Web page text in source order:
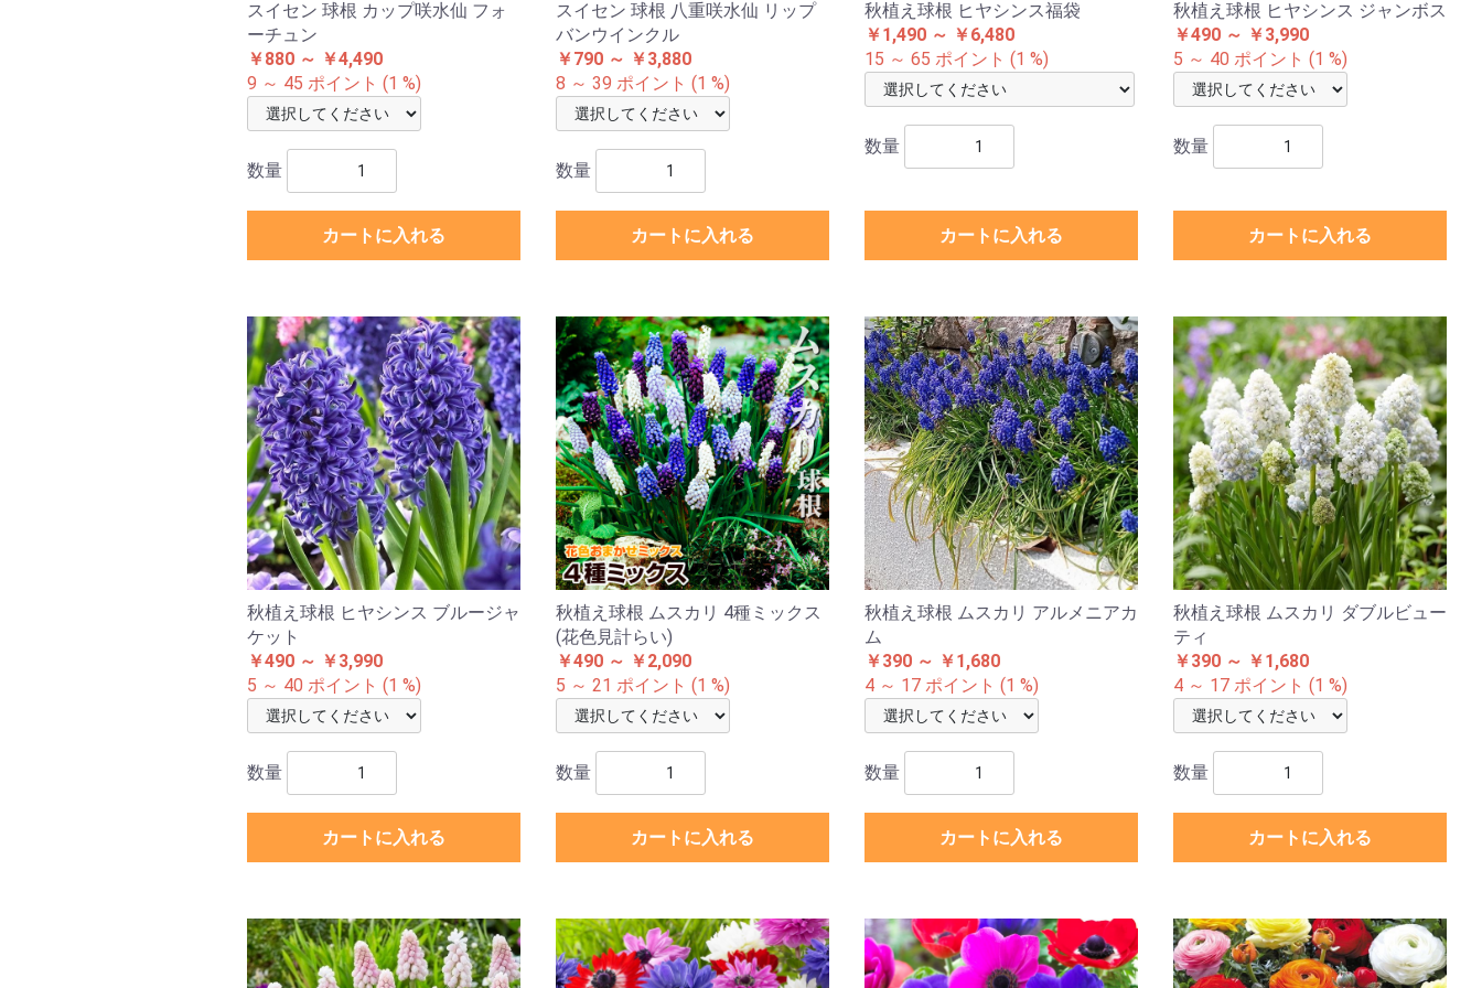
スイセン 球根 カップ咲水仙 フォ
ーチュン
￥880 ～ ￥4,490
9 ～ 45 ポイント (1 %)
数量
カートに入れる
スイセン 球根 八重咲水仙 リップ
バンウインクル
￥790 ～ ￥3,880
8 ～ 39 ポイント (1 %)
数量
カートに入れる
秋植え球根 ヒヤシンス福袋
￥1,490 ～ ￥6,480
15 ～ 65 ポイント (1 %)
数量
カートに入れる
秋植え球根 ヒヤシンス ジャンボス
￥490 ～ ￥3,990
5 ～ 40 ポイント (1 %)
数量
カートに入れる
秋植え球根 ヒヤシンス ブルージャ
ケット
￥490 ～ ￥3,990
5 ～ 40 ポイント (1 %)
数量
カートに入れる
秋植え球根 ムスカリ 4種ミックス
(花色見計らい)
￥490 ～ ￥2,090
5 ～ 21 ポイント (1 %)
数量
カートに入れる
秋植え球根 ムスカリ アルメニアカ
ム
￥390 ～ ￥1,680
4 ～ 17 ポイント (1 %)
数量
カートに入れる
秋植え球根 ムスカリ ダブルビュー
ティ
￥390 ～ ￥1,680
4 ～ 17 ポイント (1 %)
数量
カートに入れる